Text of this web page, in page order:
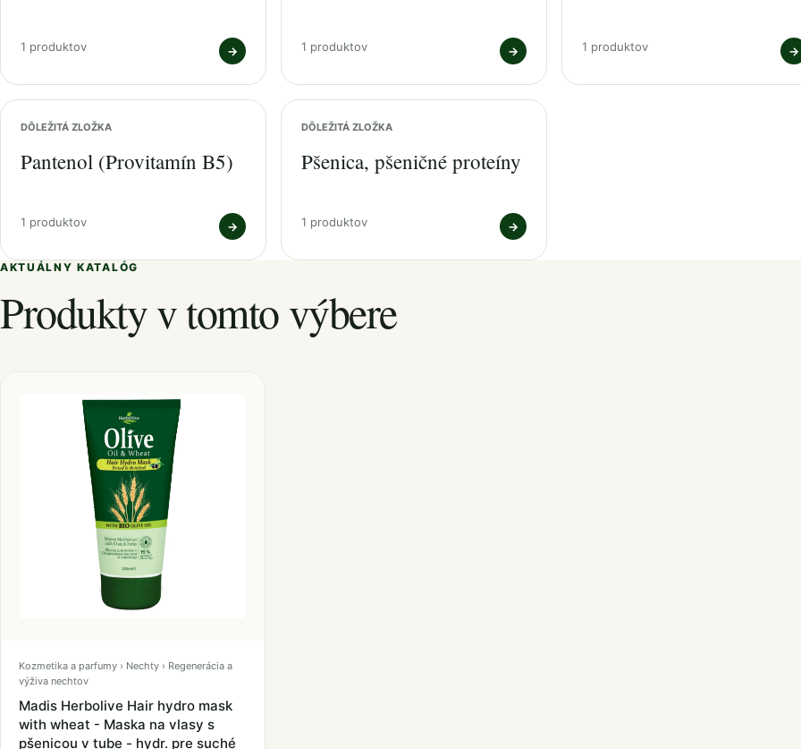
1 produktov → 1 produktov → 1 produktov →
DÔLEŽITÁ ZLOŽKA
Pantenol (Provitamín B5)
1 produktov →
DÔLEŽITÁ ZLOŽKA
Pšenica, pšeničné proteíny
1 produktov →
AKTUÁLNY KATALÓG
Produkty v tomto výbere
Kozmetika a parfumy › Nechty › Regenerácia a
výživa nechtov
Madis Herbolive Hair hydro mask
with wheat - Maska na vlasy s
pšenicou v tube - hydr. pre suché